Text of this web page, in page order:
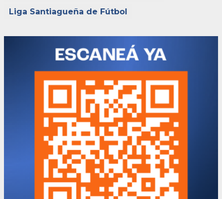
Liga Santiagueña de Fútbol